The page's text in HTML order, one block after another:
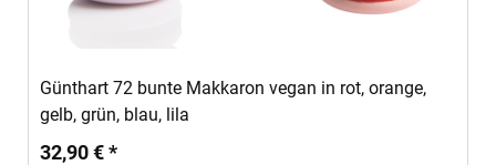
Günthart 72 bunte Makkaron vegan in rot, orange,
gelb, grün, blau, lila
32,90 € *